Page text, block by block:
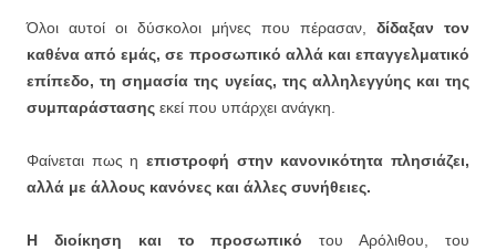
Όλοι αυτοί οι δύσκολοι μήνες που πέρασαν, δίδαξαν τον
καθένα από εμάς, σε προσωπικό αλλά και επαγγελματικό
επίπεδο, τη σημασία της υγείας, της αλληλεγγύης και της
συμπαράστασης εκεί που υπάρχει ανάγκη.
Φαίνεται πως η επιστροφή στην κανονικότητα πλησιάζει,
αλλά με άλλους κανόνες και άλλες συνήθειες.
Η διοίκηση και το προσωπικό του Αρόλιθου, του